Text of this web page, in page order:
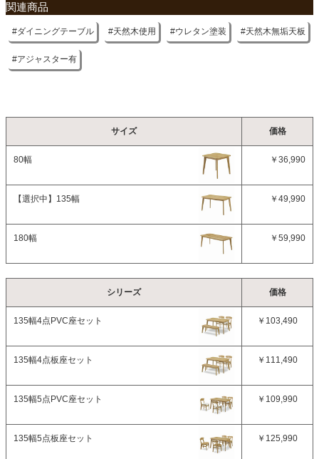
関連商品
ダイニングテーブル 天然木使用 ウレタン塗装 天然木無垢天板
アジャスター有
サイズ 価格
80幅 ￥36,990
【選択中】 135幅 ￥49,990
180幅 ￥59,990
シリーズ 価格
135幅4点PVC座セット ￥103,490
135幅4点板座セット ￥111,490
135幅5点PVC座セット ￥109,990
135幅5点板座セット ￥125,990